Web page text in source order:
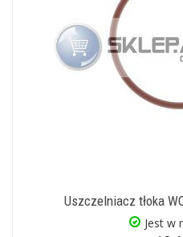
Uszczelniacz tłoka
Jest w